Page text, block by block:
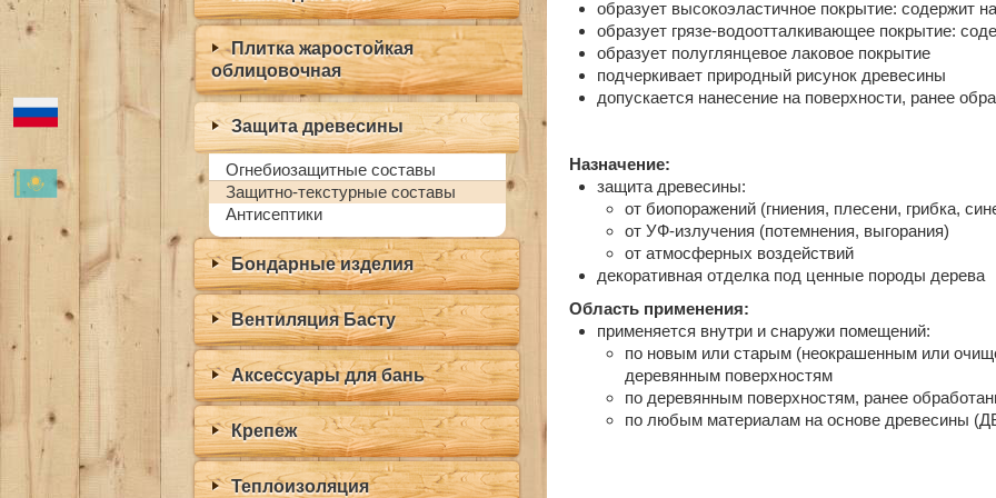
Плитка жаростойкая
облицовочная
Защита древесины
Огнебиозащитные составы
Защитно-текстурные составы
Антисептики
Бондарные изделия
Вентиляция Басту
Аксессуары для бань
Крепеж
Теплоизоляция
образует высокоэластичное покрытие: содержит
образует грязе-водоотталкивающее покрытие:
образует полуглянцевое лаковое покрытие
подчеркивает природный рисунок древесины
допускается нанесение на поверхности, ранее
Назначение:
защита древесины:
от биопоражений (гниения, плесени, грибка,
от УФ-излучения (потемнения, выгорания)
от атмосферных воздействий
декоративная отделка под ценные породы дерева
Область применения:
применяется внутри и снаружи помещений:
по новым или старым (неокрашенным или
деревянным поверхностям
по деревянным поверхностям, ранее
по любым материалам на основе древесины